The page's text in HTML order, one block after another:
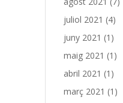
juliol 2021 (4)
juny 2021 (1)
maig 2021 (1)
abril 2021 (1)
març 2021 (1)